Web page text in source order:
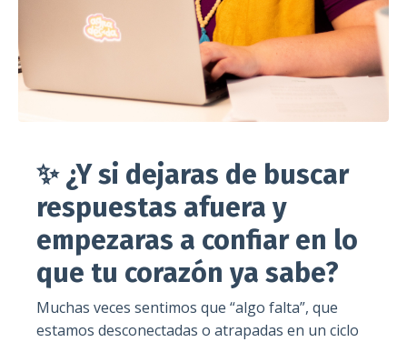
✨ ¿Y si dejaras de buscar
respuestas afuera y
empezaras a confiar en lo
que tu corazón ya sabe?
Muchas veces sentimos que “algo falta”, que
estamos desconectadas o atrapadas en un ciclo